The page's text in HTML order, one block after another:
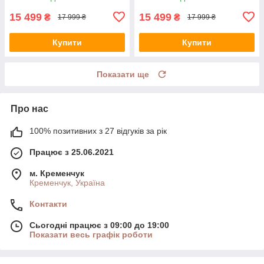
15 499 ₴ 17 999 ₴
Купити
15 499 ₴ 17 999 ₴
Купити
Показати ще
Про нас
100% позитивних з 27 відгуків за рік
Працює з 25.06.2021
м. Кременчук
Кременчук, Україна
Контакти
Сьогодні працює з 09:00 до 19:00
Показати весь графік роботи